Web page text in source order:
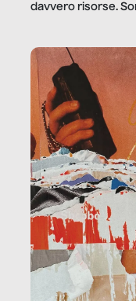
davvero risorse.